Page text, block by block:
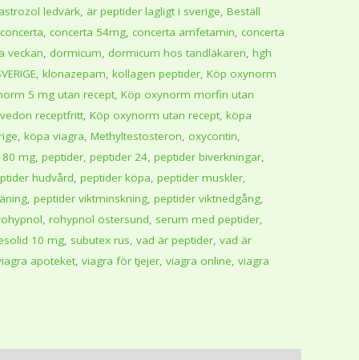
ledvärk, är peptider lagligt i sverige, Beställ
concerta, concerta 54mg, concerta amfetamin, concerta
veckan, dormicum, dormicum hos tandläkaren, hgh
, klonazepam, kollagen peptider, Köp oxynorm
5 mg utan recept, Köp oxynorm morfin utan
receptfritt, Köp oxynorm utan recept, köpa
, köpa viagra, Methyltestosteron, oxycontin,
80 mg, peptider, peptider 24, peptider biverkningar,
hudvård, peptider köpa, peptider muskler,
, peptider viktminskning, peptider viktnedgång,
, rohypnol östersund, serum med peptider,
10 mg, subutex rus, vad är peptider, vad är
apoteket, viagra för tjejer, viagra online, viagra